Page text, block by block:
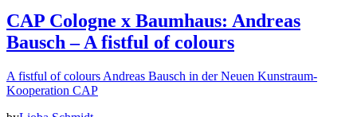
CAP Cologne x Baumhaus: Andreas
Bausch – A fistful of colours
A fistful of colours Andreas Bausch in der Neuen Kunstraum-
Kooperation CAP